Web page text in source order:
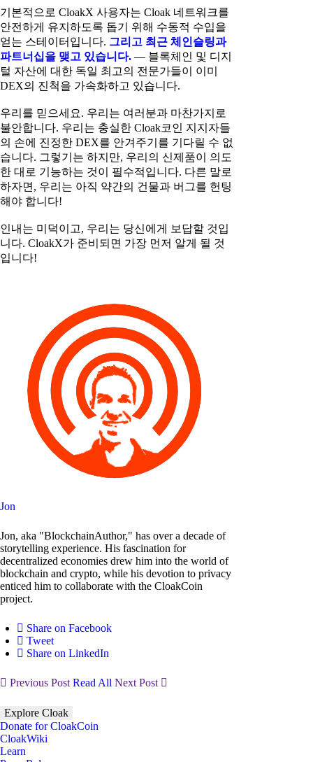
기본적으로 CloakX 사용자는 Cloak 네트워크를
안전하게 유지하도록 돕기 위해 수동적 수입을
얻는 스테이터입니다. 그리고 최근 체인슬링과
파트너십을 맺고 있습니다. — 블록체인 및 디지
털 자산에 대한 독일 최고의 전문가들이 이미
DEX의 진척을 가속화하고 있습니다.
우리를 믿으세요. 우리는 여러분과 마찬가지로
불안합니다. 우리는 충실한 Cloak코인 지지자들
의 손에 진정한 DEX를 안겨주기를 기다릴 수 없
습니다. 그렇기는 하지만, 우리의 신제품이 의도
한 대로 기능하는 것이 필수적입니다. 다른 말로
하자면, 우리는 아직 약간의 건물과 버그를 헌팅
해야 합니다!
인내는 미덕이고, 우리는 당신에게 보답할 것입
니다. CloakX가 준비되면 가장 먼저 알게 될 것
입니다!
Jon
Jon, aka "BlockchainAuthor," has over a decade of
storytelling experience. His fascination for
decentralized economies drew him into the world of
blockchain and crypto, while his devotion to privacy
enticed him to collaborate with the CloakCoin
project.
Share on Facebook
Tweet
Share on LinkedIn
Previous Post Read All Next Post
Explore Cloak
Donate for CloakCoin
CloakWiki
Learn